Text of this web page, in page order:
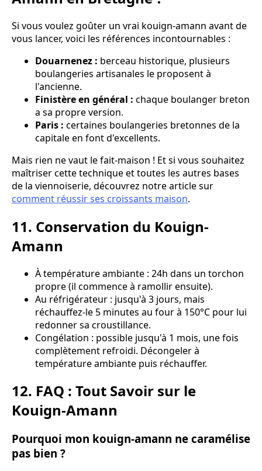
Si vous voulez goûter un vrai kouign-amann avant de
vous lancer, voici les références incontournables :
Douarnenez : berceau historique, plusieurs
boulangeries artisanales le proposent à
l'ancienne.
Finistère en général : chaque boulanger breton
a sa propre version.
Paris : certaines boulangeries bretonnes de la
capitale en font d'excellents.
Mais rien ne vaut le fait-maison ! Et si vous souhaitez
maîtriser cette technique et toutes les autres bases
de la viennoiserie, découvrez notre article sur
comment réussir ses croissants maison.
11. Conservation du Kouign-
Amann
À température ambiante : 24h dans un torchon
propre (il commence à ramollir ensuite).
Au réfrigérateur : jusqu'à 3 jours, mais
réchauffez-le 5 minutes au four à 150°C pour lui
redonner sa croustillance.
Congélation : possible jusqu'à 1 mois, une fois
complètement refroidi. Décongeler à
température ambiante puis réchauffer.
12. FAQ : Tout Savoir sur le
Kouign-Amann
Pourquoi mon kouign-amann ne caramélise
pas bien ?